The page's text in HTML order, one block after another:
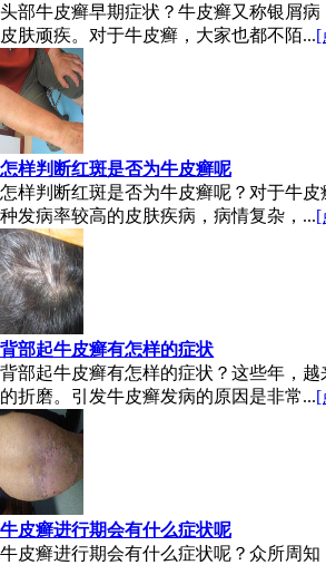
头部牛皮癣早期症状？牛皮癣又称银屑
皮肤顽疾。对于牛皮癣，大家也都不陌...[
怎样判断红斑是否为牛皮癣呢
怎样判断红斑是否为牛皮癣呢？对于牛
种发病率较高的皮肤疾病，病情复杂，...[
背部起牛皮癣有怎样的症状
背部起牛皮癣有怎样的症状？这些年，
的折磨。引发牛皮癣发病的原因是非常...[
牛皮癣进行期会有什么症状呢
牛皮癣进行期会有什么症状呢？众所周